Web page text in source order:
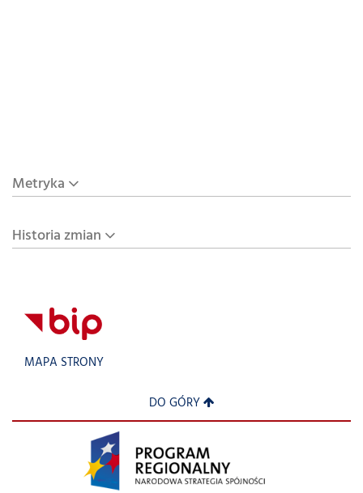
Metryka
Historia zmian
MAPA STRONY
DO GÓRY